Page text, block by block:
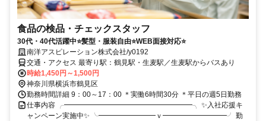
食品の検品・チェックスタッフ
30代・40代活躍中⭐髪型・服装自由⭐WEB面接対応⭐
南洋アスピレーション株式会社/y0192
交通・アクセス 最寄り駅：鶴見駅・生麦駅／生麦駅からバスあり
時給1,450円～1,500円
神奈川県横浜市鶴見区
勤務時間詳細 9：00～17：00 ＊実働6時間30分 ＊平日の週5日勤務
仕事内容 ╭━━━━━━━━━━━━━━━━━━╮ ✨入社応援キ
ャンペーン実施中✨ ╰━━━━━━━━ｖ━━━━━━━━━╯ 勤